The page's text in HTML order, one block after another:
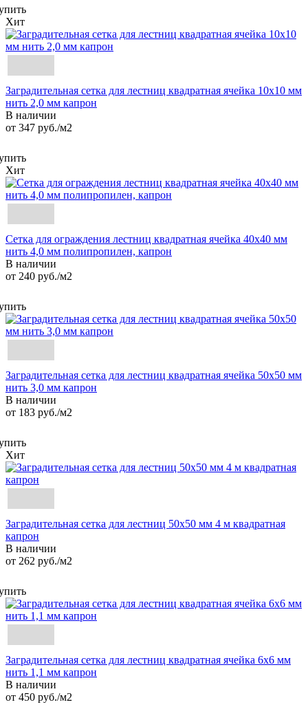
Хит
Заградительная сетка для лестниц квадратная ячейка 10х10 мм
нить 2,0 мм капрон
В наличии
от 347 руб./м2
Хит
Сетка для ограждения лестниц квадратная ячейка 40х40 мм
нить 4,0 мм полипропилен, капрон
В наличии
от 240 руб./м2
Заградительная сетка для лестниц квадратная ячейка 50х50 мм
нить 3,0 мм капрон
В наличии
от 183 руб./м2
Хит
Заградительная сетка для лестниц 50х50 мм 4 м квадратная
капрон
В наличии
от 262 руб./м2
Заградительная сетка для лестниц квадратная ячейка 6х6 мм
нить 1,1 мм капрон
В наличии
от 450 руб./м2